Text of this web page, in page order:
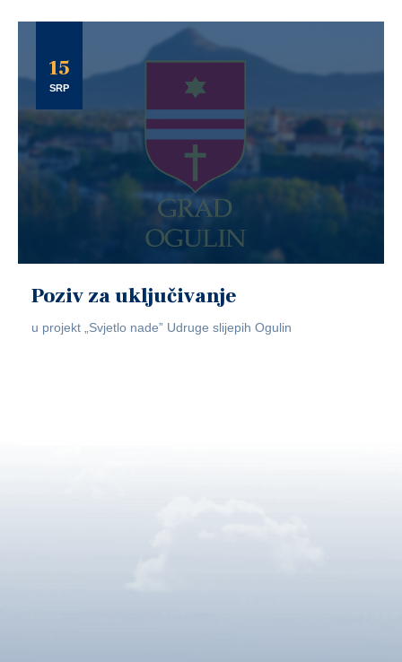
15
SRP
Poziv za uključivanje
u projekt „Svjetlo nade” Udruge slijepih Ogulin